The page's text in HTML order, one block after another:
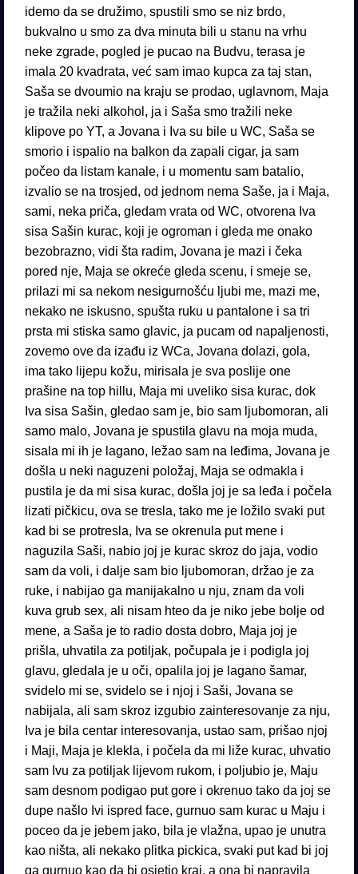
idemo da se družimo, spustili smo se niz brdo,
bukvalno u smo za dva minuta bili u stanu na vrhu
neke zgrade, pogled je pucao na Budvu, terasa je
imala 20 kvadrata, već sam imao kupca za taj stan,
Saša se dvoumio na kraju se prodao, uglavnom, Maja
je tražila neki alkohol, ja i Saša smo tražili neke
klipove po YT, a Jovana i Iva su bile u WC, Saša se
smorio i ispalio na balkon da zapali cigar, ja sam
počeo da listam kanale, i u momentu sam batalio,
izvalio se na trosjed, od jednom nema Saše, ja i Maja,
sami, neka priča, gledam vrata od WC, otvorena Iva
sisa Sašin kurac, koji je ogroman i gleda me onako
bezobrazno, vidi šta radim, Jovana je mazi i čeka
pored nje, Maja se okreće gleda scenu, i smeje se,
prilazi mi sa nekom nesigurnošću ljubi me, mazi me,
nekako ne iskusno, spušta ruku u pantalone i sa tri
prsta mi stiska samo glavic, ja pucam od napaljenosti,
zovemo ove da izađu iz WCa, Jovana dolazi, gola,
ima tako lijepu kožu, mirisala je sva poslije one
prašine na top hillu, Maja mi uveliko sisa kurac, dok
Iva sisa Sašin, gledao sam je, bio sam ljubomoran, ali
samo malo, Jovana je spustila glavu na moja muda,
sisala mi ih je lagano, ležao sam na leđima, Jovana je
došla u neki naguzeni položaj, Maja se odmakla i
pustila je da mi sisa kurac, došla joj je sa leđa i počela
lizati pičkicu, ova se tresla, tako me je ložilo svaki put
kad bi se protresla, Iva se okrenula put mene i
naguzila Saši, nabio joj je kurac skroz do jaja, vodio
sam da voli, i dalje sam bio ljubomoran, držao je za
ruke, i nabijao ga manijakalno u nju, znam da voli
kuva grub sex, ali nisam hteo da je niko jebe bolje od
mene, a Saša je to radio dosta dobro, Maja joj je
prišla, uhvatila za potiljak, počupala je i podigla joj
glavu, gledala je u oči, opalila joj je lagano šamar,
svidelo mi se, svidelo se i njoj i Saši, Jovana se
nabijala, ali sam skroz izgubio zainteresovanje za nju,
Iva je bila centar interesovanja, ustao sam, prišao njoj
i Maji, Maja je klekla, i počela da mi liže kurac, uhvatio
sam Ivu za potiljak lijevom rukom, i poljubio je, Maju
sam desnom podigao put gore i okrenuo tako da joj se
dupe našlo Ivi ispred face, gurnuo sam kurac u Maju i
poceo da je jebem jako, bila je vlažna, upao je unutra
kao ništa, ali nekako plitka pickica, svaki put kad bi joj
ga gurnuo kao da bi osjetio kraj, a ona bi napravila